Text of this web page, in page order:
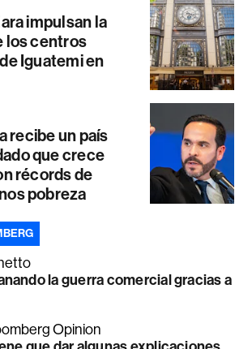
impulsan la
los centros
Iguatemi en
recibe un país
que crece
récords de
pobreza
la guerra comercial gracias a
Opinion